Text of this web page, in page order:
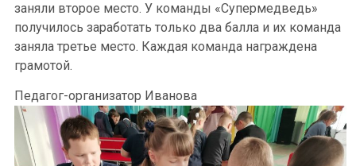
заняли второе место. У команды «Супермедведь»
получилось заработать только два балла и их команда
заняла третье место. Каждая команда награждена
грамотой.
Педагог-организатор Иванова